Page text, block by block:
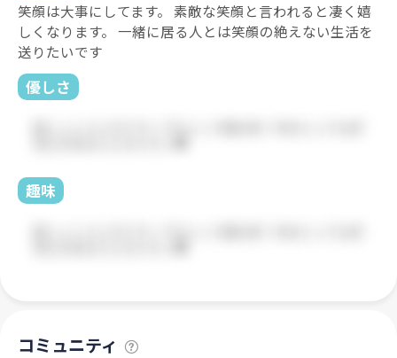
笑顔は大事にしてます。 素敵な笑顔と言われると凄く嬉
しくなります。 一緒に居る人とは笑顔の絶えない生活を
送りたいです
優しさ
趣味
コミュニティ